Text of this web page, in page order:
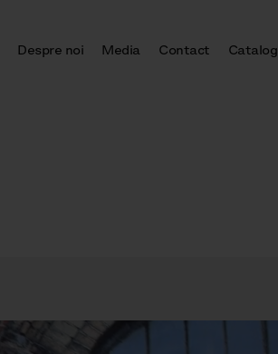
Despre noi Media Contact Catalog